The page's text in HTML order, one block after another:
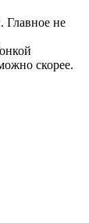
Главное не
скорее.